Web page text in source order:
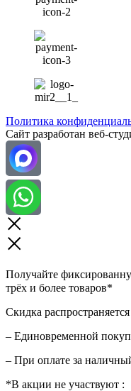
Политика
Сайт разработан веб-
Получайте
трёх и более товаров*
Скидка
– Единовременной
– При оплате за
*В акции не участвуют :